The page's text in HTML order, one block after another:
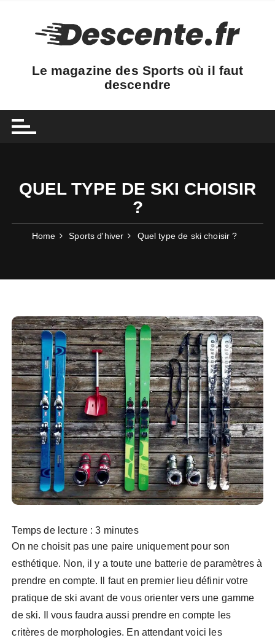
Le magazine des Sports où il faut
descendre
QUEL TYPE DE SKI CHOISIR
?
Home Sports d'hiver Quel type de ski choisir ?
Temps de lecture :3 minutes
On ne choisit pas une paire uniquement pour son
esthétique. Non, il y a toute une batterie de paramètres à
prendre en compte. Il faut en premier lieu définir votre
pratique de ski avant de vous orienter vers une gamme
de ski. Il vous faudra aussi prendre en compte les
critères de morphologies. En attendant voici les